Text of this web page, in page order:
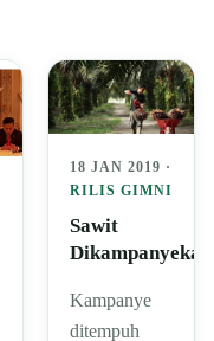
18 JAN 2019 ·
RILIS GIMNI
Sawit
Dikampanyekan
Kampanye
ditempuh